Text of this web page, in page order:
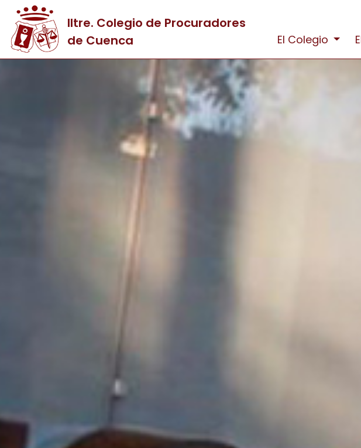
Iltre. Colegio de Procuradores
de Cuenca
El Colegio